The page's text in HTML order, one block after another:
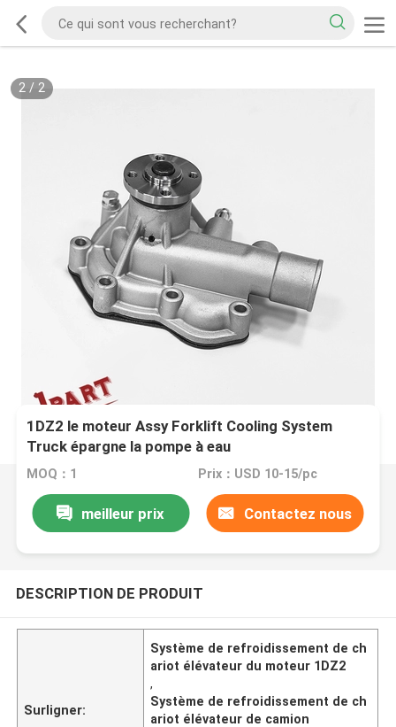
2/ 2
1DZ2 le moteur Assy Forklift Cooling System
Truck épargne la pompe à eau
MOQ：1 Prix：USD 10-15/pc
meilleur prix Contactez nous
DESCRIPTION DE PRODUIT
Surligner:
Système de refroidissement de ch
ariot élévateur du moteur 1DZ2
,
Système de refroidissement de ch
ariot élévateur de camion